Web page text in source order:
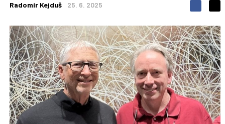
Radomír Kejduš 25. 6. 2025
S
d
í
l
e
t
S
í
l
e
j
t
e
n
a
F
a
c
í
l
e
j
t
e
n
a
s
í
t
i
X